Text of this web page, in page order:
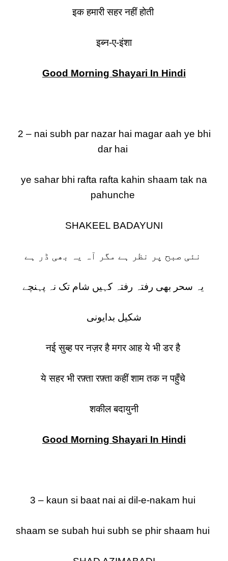
इक हमारी सहर नहीं होती
इब्न-ए-इंशा
Good Morning Shayari In Hindi
2 – nai subh par nazar hai magar aah ye bhi
dar hai
ye sahar bhi rafta rafta kahin shaam tak na
pahunche
SHAKEEL BADAYUNI
شکیل بدایونی
नई सुब्ह पर नज़र है मगर आह ये भी डर है
ये सहर भी रफ़्ता रफ़्ता कहीं शाम तक न पहुँचे
शकील बदायुनी
Good Morning Shayari In Hindi
3 – kaun si baat nai ai dil-e-nakam hui
shaam se subah hui subh se phir shaam hui